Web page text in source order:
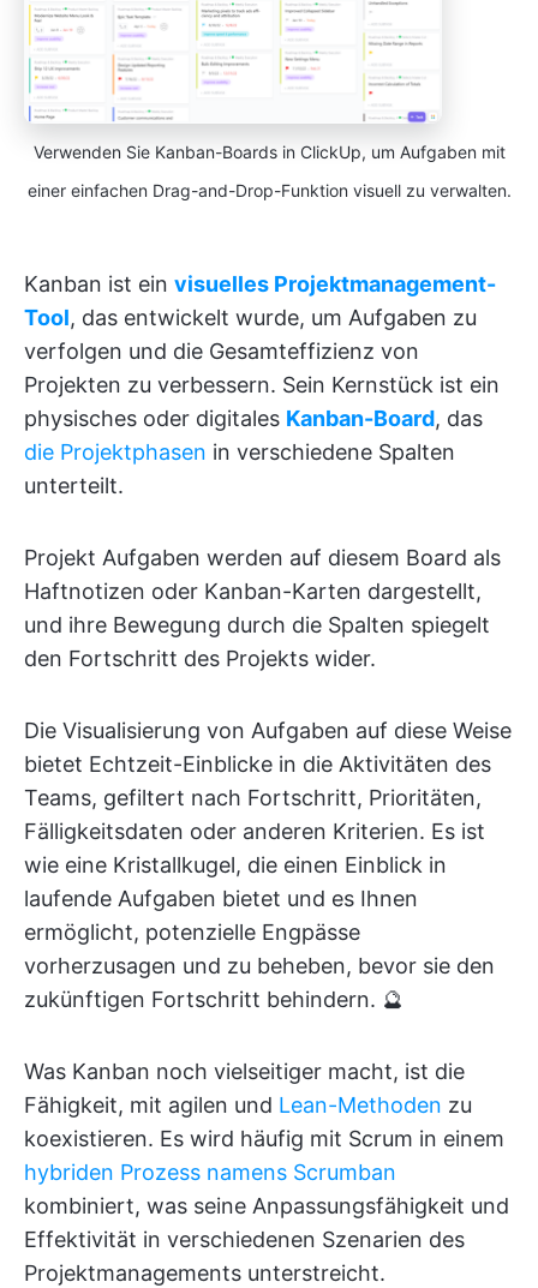
Verwenden Sie Kanban-Boards in ClickUp, um Aufgaben mit
einer einfachen Drag-and-Drop-Funktion visuell zu verwalten.
Kanban ist ein visuelles Projektmanagement-
Tool, das entwickelt wurde, um Aufgaben zu
verfolgen und die Gesamteffizienz von
Projekten zu verbessern. Sein Kernstück ist ein
physisches oder digitales Kanban-Board, das
die Projektphasen in verschiedene Spalten
unterteilt.
Projekt Aufgaben werden auf diesem Board als
Haftnotizen oder Kanban-Karten dargestellt,
und ihre Bewegung durch die Spalten spiegelt
den Fortschritt des Projekts wider.
Die Visualisierung von Aufgaben auf diese Weise
bietet Echtzeit-Einblicke in die Aktivitäten des
Teams, gefiltert nach Fortschritt, Prioritäten,
Fälligkeitsdaten oder anderen Kriterien. Es ist
wie eine Kristallkugel, die einen Einblick in
laufende Aufgaben bietet und es Ihnen
ermöglicht, potenzielle Engpässe
vorherzusagen und zu beheben, bevor sie den
zukünftigen Fortschritt behindern. 🔮
Was Kanban noch vielseitiger macht, ist die
Fähigkeit, mit agilen und Lean-Methoden zu
koexistieren. Es wird häufig mit Scrum in einem
hybriden Prozess namens Scrumban
kombiniert, was seine Anpassungsfähigkeit und
Effektivität in verschiedenen Szenarien des
Projektmanagements unterstreicht.